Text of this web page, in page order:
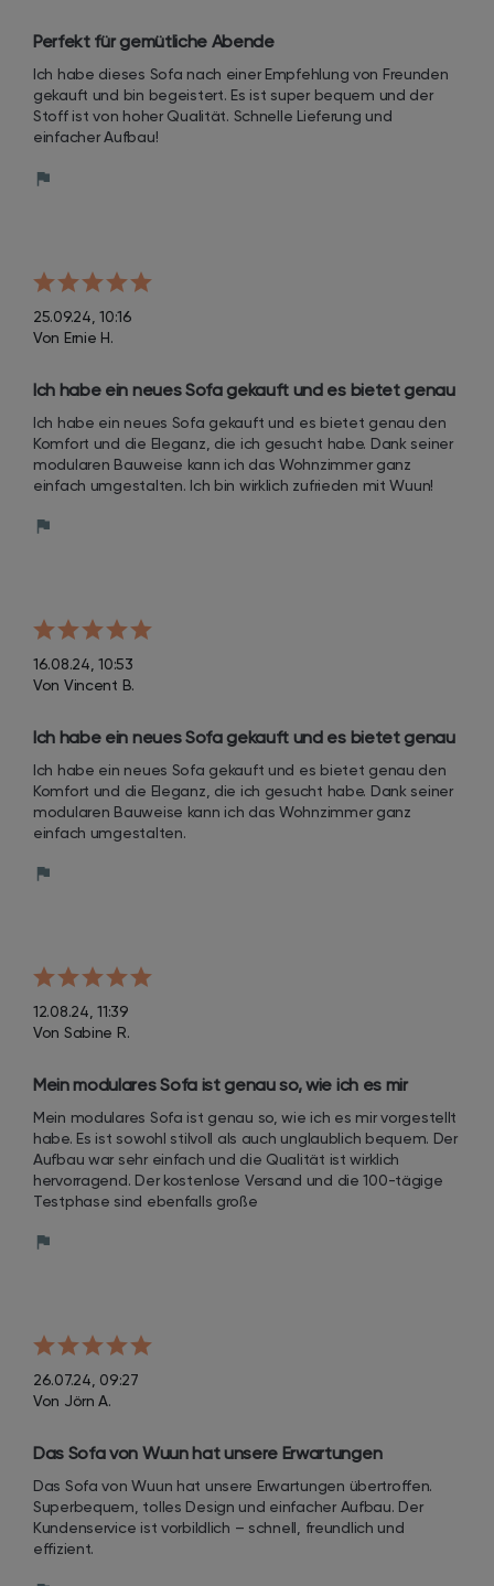
Perfekt für gemütliche Abende
Ich habe dieses Sofa nach einer Empfehlung von Freunden
gekauft und bin begeistert. Es ist super bequem und der
Stoff ist von hoher Qualität. Schnelle Lieferung und
einfacher Aufbau!
25.09.24, 10:16
Von Ernie H.
Ich habe ein neues Sofa gekauft und es bietet genau
den Komfort und die Eleganz, die ich gesucht habe.
Dank seiner modularen Bauweise kann ich das
Wohnzimmer ganz einfach umgestalten. Ich bin
wirklich
Ich habe ein neues Sofa gekauft und es bietet genau den
Komfort und die Eleganz, die ich gesucht habe. Dank seiner
modularen Bauweise kann ich das Wohnzimmer ganz
einfach umgestalten. Ich bin wirklich zufrieden mit Wuun!
16.08.24, 10:53
Von Vincent B.
Ich habe ein neues Sofa gekauft und es bietet genau
den Komfort und die Eleganz, die ich gesucht habe.
Dank seiner modularen Bauweise kann ich das
Wohnzimmer ganz einfach umgestalten.
Ich habe ein neues Sofa gekauft und es bietet genau den
Komfort und die Eleganz, die ich gesucht habe. Dank seiner
modularen Bauweise kann ich das Wohnzimmer ganz
einfach umgestalten.
12.08.24, 11:39
Von Sabine R.
Mein modulares Sofa ist genau so, wie ich es mir
vorgestellt habe. Es ist sowohl stilvoll als auch
unglaublich bequem. Der Aufbau war sehr einfach und
die Qualität ist wirklich hervorragend.
Mein modulares Sofa ist genau so, wie ich es mir vorgestellt
habe. Es ist sowohl stilvoll als auch unglaublich bequem. Der
Aufbau war sehr einfach und die Qualität ist wirklich
hervorragend. Der kostenlose Versand und die 100-tägige
Testphase sind ebenfalls große
26.07.24, 09:27
Von Jörn A.
Das Sofa von Wuun hat unsere Erwartungen
übertroffen. Superbequem, tolles Design und
einfacher Aufbau.
Das Sofa von Wuun hat unsere Erwartungen übertroffen.
Superbequem, tolles Design und einfacher Aufbau. Der
Kundenservice ist vorbildlich – schnell, freundlich und
effizient.